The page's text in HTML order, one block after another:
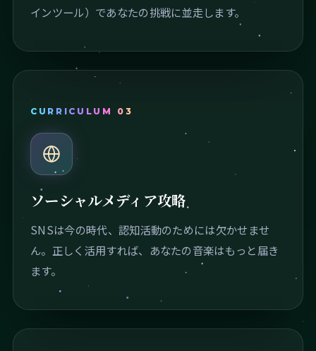
インツール）であなたの挑戦に並走します。
CURRICULUM 03
ソーシャルメディア攻略
SNSは今の時代、認知活動のためには欠かせませ
ん。正しく活用すれば、あなたの音楽はもっと届き
ます。